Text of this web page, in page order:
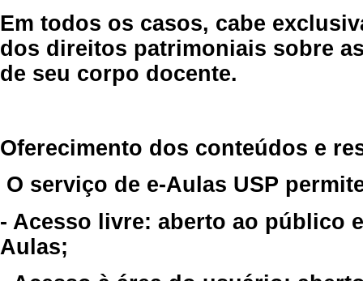
Em todos os casos, cabe
dos direitos patrimoniais sobre
de seu corpo docente.
Oferecimento dos conteúdos e
O serviço de e-Aulas USP
- Acesso livre: aberto ao público
Aulas;